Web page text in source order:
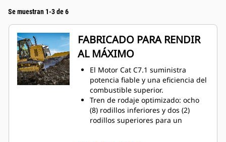
Se muestran 1-3 de 6
FABRICADO PARA RENDIR
AL MÁXIMO
El Motor Cat C7.1 suministra
potencia fiable y una eficiencia del
combustible superior.
Tren de rodaje optimizado: ocho
(8) rodillos inferiores y dos (2)
rodillos superiores para un